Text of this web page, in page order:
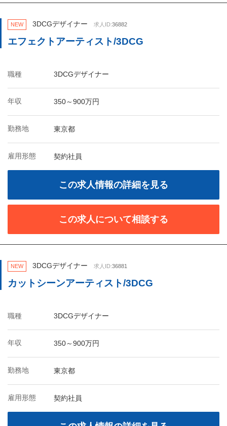
NEW 3DCGデザイナー 求人ID:36882
エフェクトアーティスト/3DCG
職種 3DCGデザイナー
年収 350～900万円
勤務地 東京都
雇用形態 契約社員
この求人情報の詳細を見る
この求人について相談する
NEW 3DCGデザイナー 求人ID:36881
カットシーンアーティスト/3DCG
職種 3DCGデザイナー
年収 350～900万円
勤務地 東京都
雇用形態 契約社員